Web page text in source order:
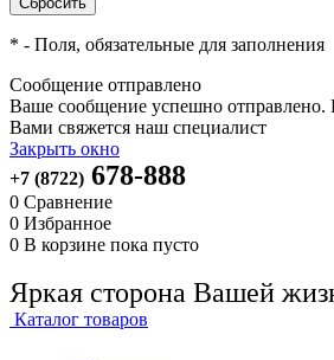
* - Поля, обязательные для заполнения
Сообщение отправлено
Ваше сообщение успешно
Вами свяжется наш специалист
Закрыть окно
+7 (8722) 678-888
0 Сравнение
0 Избранное
0 В корзине пока пусто
Яркая сторона Вашей
Каталог товаров